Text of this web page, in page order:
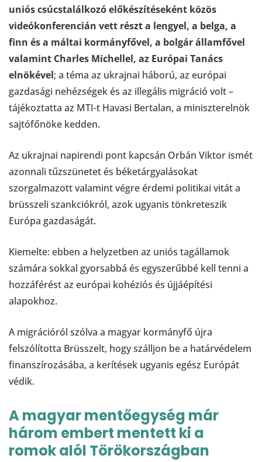
uniós csúcstalálkozó előkészítéseként közös
videókonferencián vett részt a lengyel, a belga, a
finn és a máltai kormányfővel, a bolgár államfővel
valamint Charles Michellel, az Európai Tanács
elnökével; a téma az ukrajnai háború, az európai
gazdasági nehézségek és az illegális migráció volt –
tájékoztatta az MTI-t Havasi Bertalan, a miniszterelnök
sajtófőnöke kedden.
Az ukrajnai napirendi pont kapcsán Orbán Viktor ismét
azonnali tűzszünetet és béketárgyalásokat
szorgalmazott valamint végre érdemi politikai vitát a
brüsszeli szankciókról, azok ugyanis tönkreteszik
Európa gazdaságát.
Kiemelte: ebben a helyzetben az uniós tagállamok
számára sokkal gyorsabbá és egyszerűbbé kell tenni a
hozzáférést az európai kohéziós és újjáépítési
alapokhoz.
A migrációról szólva a magyar kormányfő újra
felszólította Brüsszelt, hogy szálljon be a határvédelem
finanszírozásába, a kerítések ugyanis egész Európát
védik.
A magyar mentőegység már
három embert mentett ki a
romok alól Törökországban